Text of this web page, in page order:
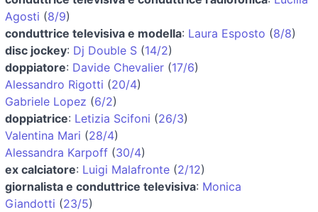
Agosti (8/9)
conduttrice televisiva e modella: Laura Esposto (8/8)
disc jockey: Dj Double S (14/2)
doppiatore: Davide Chevalier (17/6)
Alessandro Rigotti (20/4)
Gabriele Lopez (6/2)
doppiatrice: Letizia Scifoni (26/3)
Valentina Mari (28/4)
Alessandra Karpoff (30/4)
ex calciatore: Luigi Malafronte (2/12)
giornalista e conduttrice televisiva: Monica
Giandotti (23/5)